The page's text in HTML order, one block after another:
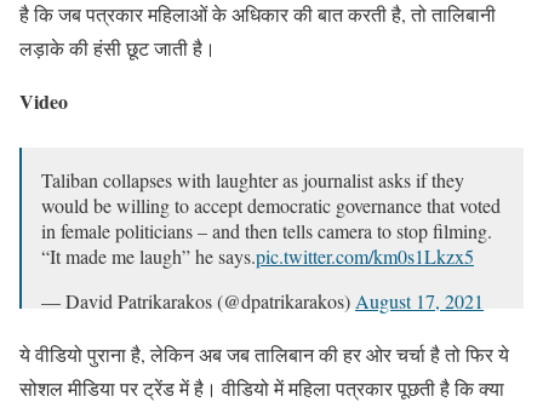
है कि जब पत्रकार महिलाओं के अधिकार की बात करती है, तो तालिबानी
लड़ाके की हंसी छूट जाती है।
Video
Taliban collapses with laughter as journalist asks if they
would be willing to accept democratic governance that voted
in female politicians – and then tells camera to stop filming.
“It made me laugh” he says.pic.twitter.com/km0s1Lkzx5
— David Patrikarakos (@dpatrikarakos) August 17, 2021
ये वीडियो पुराना है, लेकिन अब जब तालिबान की हर ओर चर्चा है तो फिर ये
सोशल मीडिया पर ट्रेंड में है। वीडियो में महिला पत्रकार पूछती है कि क्या